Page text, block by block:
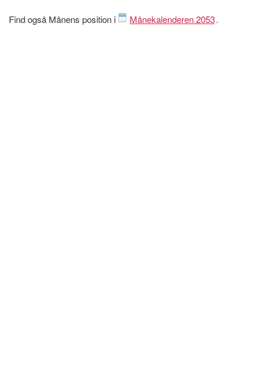
Find også Månens position i Månekalenderen 2053.